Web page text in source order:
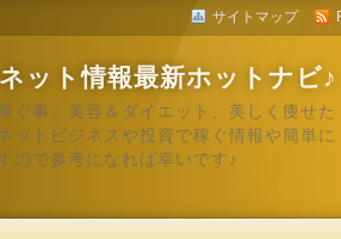
サイトマップ
ット情報最新ホットナビ♪
ぐ事、美容＆ダイエット、美しく痩せた
ットビジネスや投資で稼ぐ情報や簡単に
ので参考になれば幸いです♪